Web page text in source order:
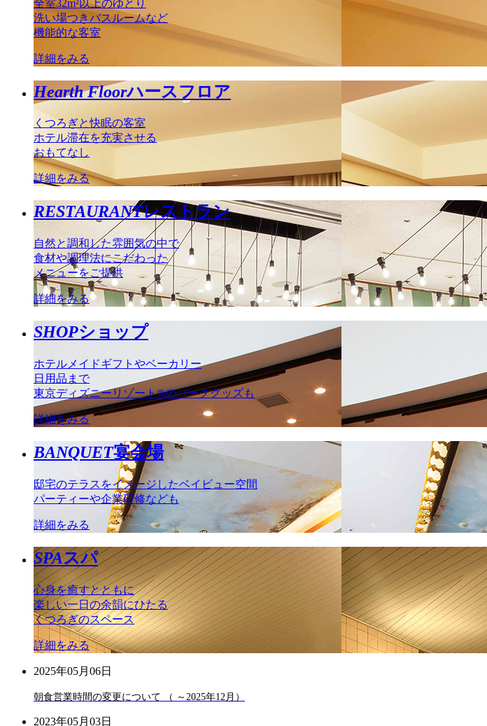
全室32m²以上のゆとり
洗い場つきバスルームなど
機能的な客室
詳細をみる
Hearth Floorハースフロア
くつろぎと快眠の客室
ホテル滞在を充実させる
おもてなし
詳細をみる
RESTAURANTレストラン
自然と調和した雰囲気の中で
食材や調理法にこだわった
メニューをご提供
詳細をみる
SHOPショップ
ホテルメイドギフトやベーカリー
日用品まで
東京ディズニーリゾート®のパークグッズも
詳細をみる
BANQUET宴会場
邸宅のテラスをイメージしたベイビュー空間
パーティーや企業研修なども
詳細をみる
SPAスパ
心身を癒すとともに
楽しい一日の余韻にひたる
くつろぎのスペース
詳細をみる
2025年05月06日
朝食営業時間の変更について （ ～2025年12月）
2023年05月03日